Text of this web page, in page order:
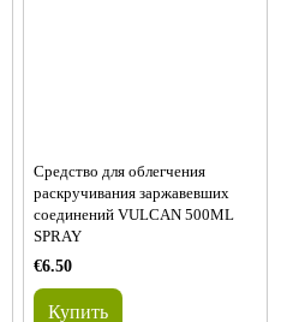
Средство для облегчения
раскручивания заржавевших
соединений VULCAN 500ML
SPRAY
€6.50
Купить